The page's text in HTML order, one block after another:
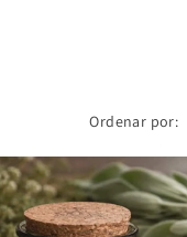
Ordenar por: